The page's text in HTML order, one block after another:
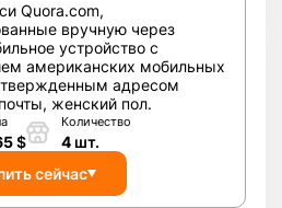
Quora.com,
вручную через
устройство с
американских мобильных
адресом
женский пол.
$
Количество
4 шт.
сейчас